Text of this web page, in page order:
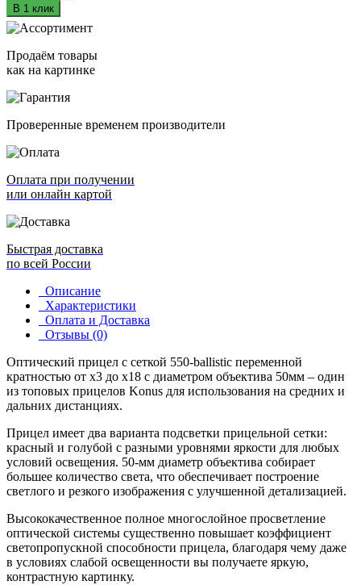
В 1 клик
Продаём товары
как на картинке
Проверенные временем производители
Оплата при получении
или онлайн картой
Быстрая доставка
по всей России
Описание
Характеристики
Оплата и Доставка
Отзывы (0)
Оптический прицел с сеткой 550-ballistic переменной
кратностью от x3 до x18 с диаметром объектива 50мм – один
из топовых прицелов Konus для использования на средних и
дальних дистанциях.
Прицел имеет два варианта подсветки прицельной сетки:
красный и голубой с разными уровнями яркости для любых
условий освещения. 50-мм диаметр объектива собирает
большее количество света, что обеспечивает построение
светлого и резкого изображения с улучшенной детализацией.
Высококачественное полное многослойное просветление
оптической системы существенно повышает коэффициент
светопропускной способности прицела, благодаря чему даже
в условиях слабой освещенности вы получаете яркую,
контрастную картинку.